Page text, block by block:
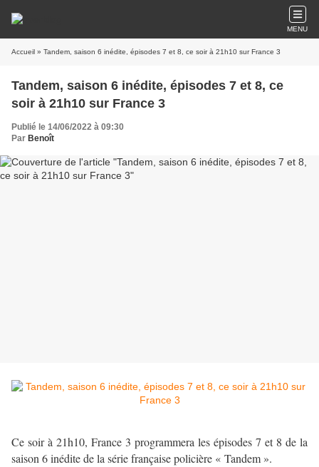
MENU
Accueil » Tandem, saison 6 inédite, épisodes 7 et 8, ce soir à 21h10 sur France 3
Tandem, saison 6 inédite, épisodes 7 et 8, ce
soir à 21h10 sur France 3
Publié le 14/06/2022 à 09:30
Par Benoît
Ce soir à 21h10, France 3 programmera les épisodes 7 et 8 de la
saison 6 inédite de la série française policière « Tandem ».